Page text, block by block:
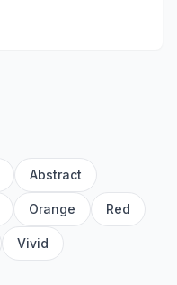
Abstract
Orange Red
Vivid